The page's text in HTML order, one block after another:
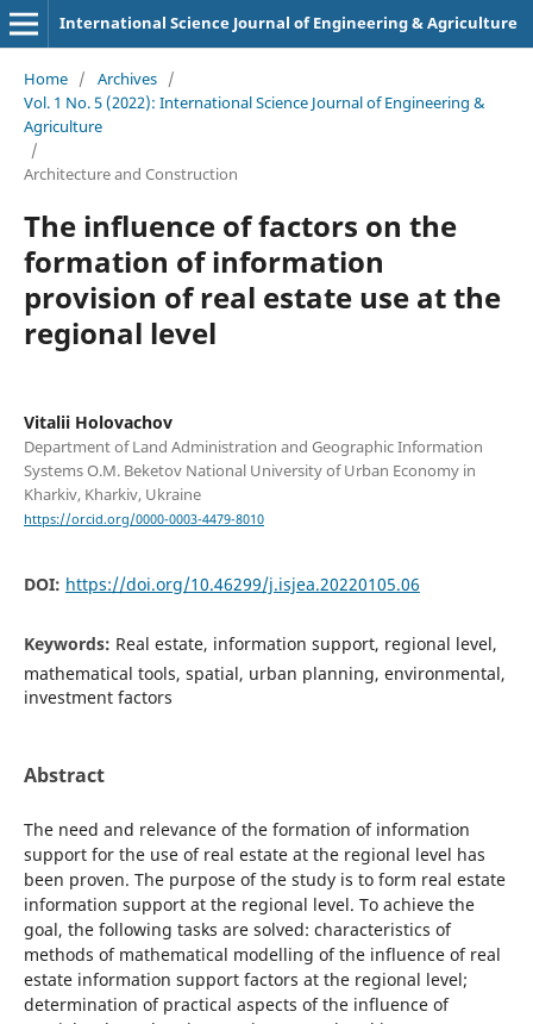
International Science Journal of Engineering & Agriculture
Home / Archives /
Vol. 1 No. 5 (2022): International Science Journal of Engineering &
Agriculture
/
Architecture and Construction
The influence of factors on the
formation of information
provision of real estate use at the
regional level
Vitalii Holovachov
Department of Land Administration and Geographic Information
Systems O.M. Beketov National University of Urban Economy in
Kharkiv, Kharkiv, Ukraine
https://orcid.org/0000-0003-4479-8010
DOI: https://doi.org/10.46299/j.isjea.20220105.06
Keywords: Real estate, information support, regional level,
mathematical tools, spatial, urban planning, environmental,
investment factors
Abstract
The need and relevance of the formation of information
support for the use of real estate at the regional level has
been proven. The purpose of the study is to form real estate
information support at the regional level. To achieve the
goal, the following tasks are solved: characteristics of
methods of mathematical modelling of the influence of real
estate information support factors at the regional level;
determination of practical aspects of the influence of